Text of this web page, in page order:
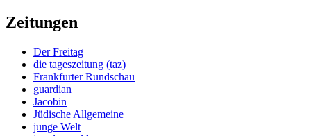
Zeitungen
Der Freitag
die tageszeitung (taz)
Frankfurter Rundschau
guardian
Jacobin
Jüdische Allgemeine
junge Welt